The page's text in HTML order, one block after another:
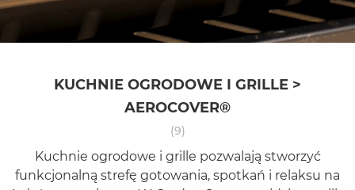
KUCHNIE OGRODOWE I GRILLE >
AEROCOVER®
(9)
Kuchnie ogrodowe i grille pozwalają stworzyć
funkcjonalną strefę gotowania, spotkań i relaksu na